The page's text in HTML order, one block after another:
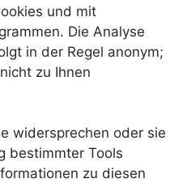
und mit
Die Analyse
in der Regel anonym;
zu Ihnen
widersprechen oder sie
bestimmter Tools
zu diesen